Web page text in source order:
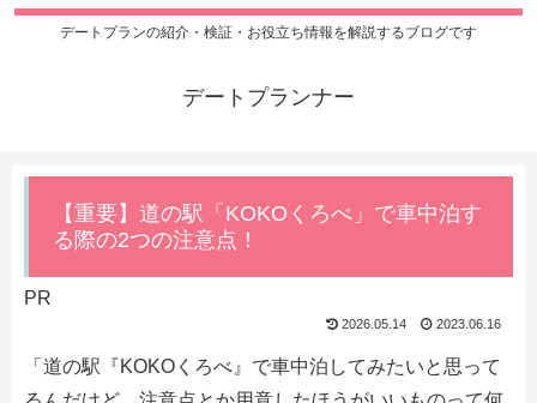
デートプランの紹介・検証・お役立ち情報を解説するブログです
デートプランナー
【重要】道の駅「KOKOくろべ」で車中泊す
る際の2つの注意点！
PR
2026.05.14 2023.06.16
「道の駅『KOKOくろべ』で車中泊してみたいと思って